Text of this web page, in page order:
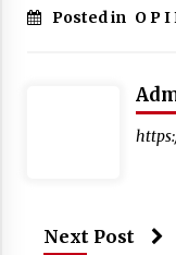
Posted in O P I
Next Post